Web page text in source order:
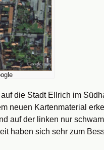
die Stadt Ellrich im
neuen Kartenmaterial
auf der linken nur
haben sich sehr zum